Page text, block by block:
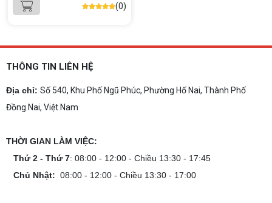
(0)
THÔNG TIN LIÊN HỆ
Địa chỉ: Số 540, Khu Phố Ngũ Phúc, Phường Hố Nai, Thành Phố
Đồng Nai, Việt Nam
THỜI GIAN LÀM VIỆC:
Thứ 2 - Thứ 7: 08:00 - 12:00 - Chiều 13:30 - 17:45
Chủ Nhật: 08:00 - 12:00 - Chiều 13:30 - 17:00